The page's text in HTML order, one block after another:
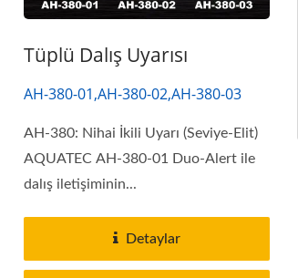
Tüplü Dalış Uyarısı
AH-380-01,AH-380-02,AH-380-03
AH-380: Nihai İkili Uyarı (Seviye-Elit)
AQUATEC AH-380-01 Duo-Alert ile
dalış iletişiminin...
Detaylar